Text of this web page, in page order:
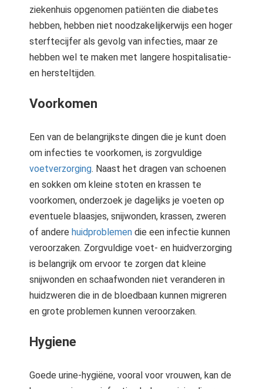
ziekenhuis opgenomen patiënten die diabetes
hebben, hebben niet noodzakelijkerwijs een hoger
sterftecijfer als gevolg van infecties, maar ze
hebben wel te maken met langere hospitalisatie-
en hersteltijden.
Voorkomen
Een van de belangrijkste dingen die je kunt doen
om infecties te voorkomen, is zorgvuldige
voetverzorging. Naast het dragen van schoenen
en sokken om kleine stoten en krassen te
voorkomen, onderzoek je dagelijks je voeten op
eventuele blaasjes, snijwonden, krassen, zweren
of andere huidproblemen die een infectie kunnen
veroorzaken. Zorgvuldige voet- en huidverzorging
is belangrijk om ervoor te zorgen dat kleine
snijwonden en schaafwonden niet veranderen in
huidzweren die in de bloedbaan kunnen migreren
en grote problemen kunnen veroorzaken.
Hygiene
Goede urine-hygiëne, vooral voor vrouwen, kan de